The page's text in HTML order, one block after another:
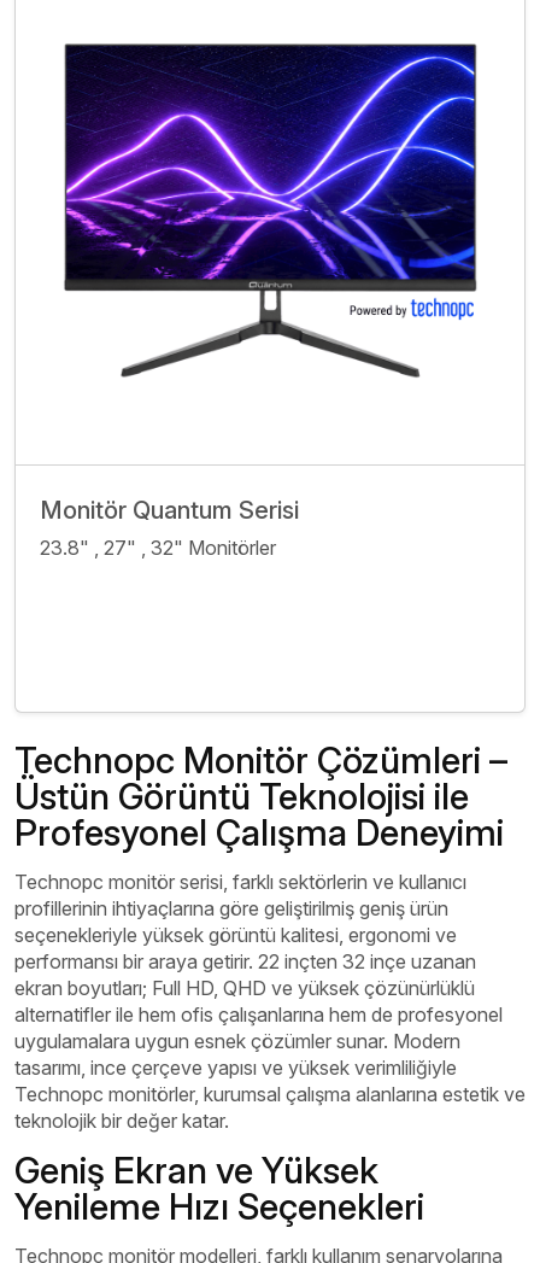
Monitör Quantum Serisi
23.8" , 27" , 32" Monitörler
Technopc Monitör Çözümleri –
Üstün Görüntü Teknolojisi ile
Profesyonel Çalışma Deneyimi
Technopc monitör serisi, farklı sektörlerin ve kullanıcı
profillerinin ihtiyaçlarına göre geliştirilmiş geniş ürün
seçenekleriyle yüksek görüntü kalitesi, ergonomi ve
performansı bir araya getirir. 22 inçten 32 inçe uzanan
ekran boyutları; Full HD, QHD ve yüksek çözünürlüklü
alternatifler ile hem ofis çalışanlarına hem de profesyonel
uygulamalara uygun esnek çözümler sunar. Modern
tasarımı, ince çerçeve yapısı ve yüksek verimliliğiyle
Technopc monitörler, kurumsal çalışma alanlarına estetik ve
teknolojik bir değer katar.
Geniş Ekran ve Yüksek
Yenileme Hızı Seçenekleri
Technopc monitör modelleri, farklı kullanım senaryolarına